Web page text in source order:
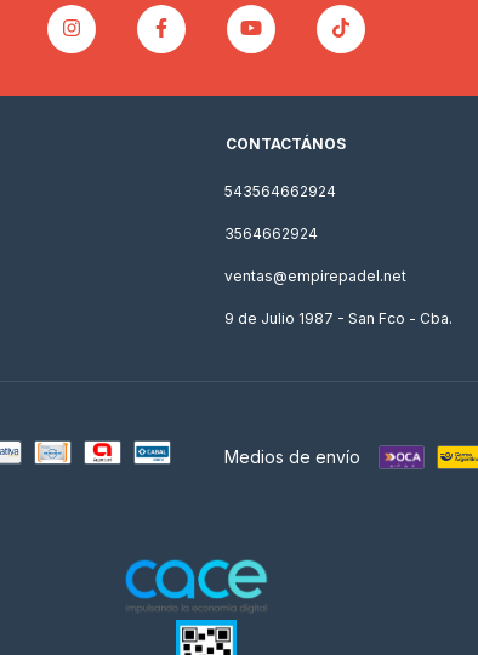
CONTACTÁNOS
543564662924
3564662924
ventas@empirepadel.net
9 de Julio 1987 - San Fco - Cba.
Medios de envío